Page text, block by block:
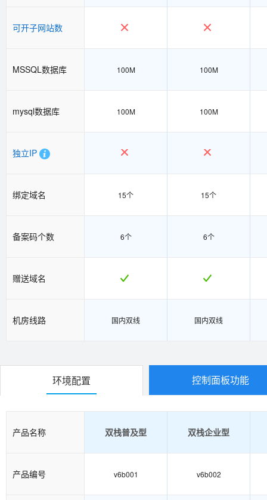
可开子网站数
MSSQL数据库 100M 100M
mysql数据库 100M 100M
独立IP
绑定域名 15个 15个
备案码个数 6个 6个
赠送域名
机房线路 国内双线 国内双线
环境配置 控制面板功能
产品名称 双栈普及型 双栈企业型
产品编号 v6b001 v6b002